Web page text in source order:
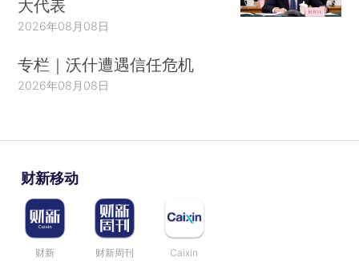
大代表
2026年08月08日
专栏｜沃什遭遇信任危机
2026年08月08日
财新移动
财新 财新周刊 Caixin